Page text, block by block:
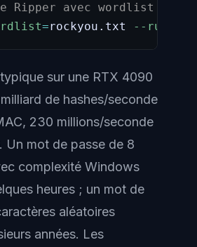
Ripper avec wordlist +
=rockyou.txt --rules
sur une RTX 4090
de hashes/seconde
230 millions/seconde
Un mot de passe de 8
complexité Windows
heures ; un mot de
aléatoires
années. Les